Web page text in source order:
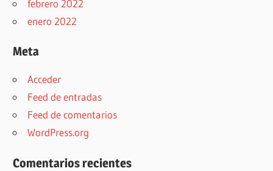
febrero 2022
enero 2022
Meta
Acceder
Feed de entradas
Feed de comentarios
WordPress.org
Comentarios recientes